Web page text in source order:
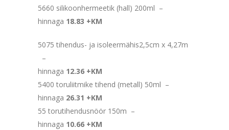
5660 silikoonhermeetik (hall) 200ml –
hinnaga 18.83 +KM
5075 tihendus- ja isoleermähis2,5cm x 4,27m
–
hinnaga 12.36 +KM
5400 toruliitmike tihend (metall) 50ml –
hinnaga 26.31 +KM
55 torutihendusnöör 150m –
hinnaga 10.66 +KM